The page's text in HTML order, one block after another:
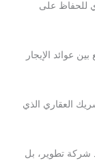
للحفاظ على
عوائد الإيجار
العقاري الذي
شركة تطوير، بل